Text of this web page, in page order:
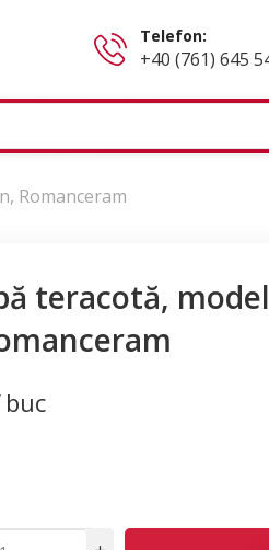
Telefon:
+40 (761) 645
Romanceram
teracotă,
buc